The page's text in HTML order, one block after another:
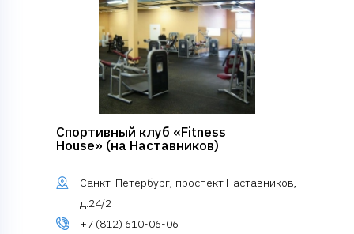
Спортивный клуб «Fitness
House» (на Наставников)
Санкт-Петербург, проспект Наставников,
д.24/2
+7 (812) 610-06-06